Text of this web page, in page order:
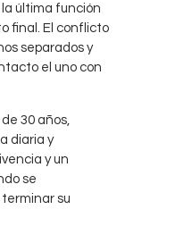
última función
final. El conflicto
separados y
el uno con
30 años,
diaria y
y un
se
su